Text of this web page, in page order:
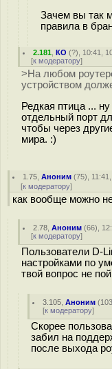
Зачем вы так
правила в
2.181 ,КО (?), 10:41,
[к модератору]
>На любом
устройством
Редкая птица ...
отдельный порт
чтобы через
мира. :)
1.75 ,Аноним (75),
[к модератору]
как вообще можно
2.78 ,Аноним (66),
[к модератору]
Пользователи D-
настройками по
твой вопрос не
3.105 ,Аноним (
[к модератору]
Скорее
забил на
после выхода